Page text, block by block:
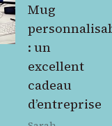
Mug
: un
excellent
cadeau
d’entreprise